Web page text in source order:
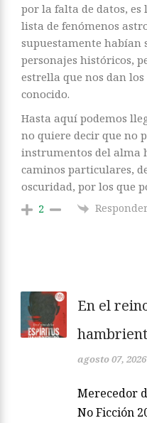
por la falta de datos, es
lista de fenómenos
supuestamente habían
personajes históricos,
estrella que nos dan
conocido.
Hasta aquí podemos
no quiere decir que no
instrumentos del alma
caminos particulares,
oscuridad, por los que
2 Responder
En el
agosto 07, 2026
Merecedor
No Ficción